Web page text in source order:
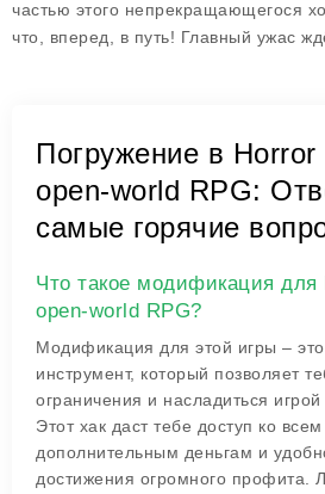
частью этого непрекращающегося
что, вперед, в путь! Главный ужас
Погружение в
open-world RPG:
самые горячие
Что такое модификация для
open-world RPG?
Модификация для этой игры –
инструмент, который позволяет
ограничения и насладиться
Этот хак даст тебе доступ ко
дополнительным деньгам и
достижения огромного профита.